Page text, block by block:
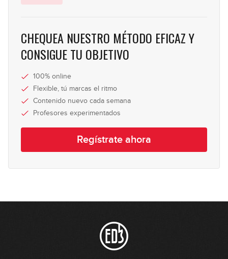
48
49
Julio - Agosto 2025: Línea de
bajo
50
Julio - Agosto 2025: Solo de bajo
Septiembre 2025: Línea de bajo
Septiembre 2025: Solo de bajo
CHEQUEA NUESTRO MÉTODO EFICAZ Y
CONSIGUE TU OBJETIVO
100% online
Flexible, tú marcas el ritmo
Contenido nuevo cada semana
Profesores experimentados
Regístrate ahora